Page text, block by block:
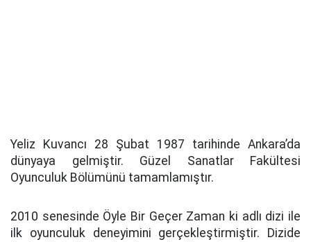
Yeliz Kuvancı 28 Şubat 1987 tarihinde Ankara’da
dünyaya gelmiştir. Güzel Sanatlar Fakültesi
Oyunculuk Bölümünü tamamlamıştır.
2010 senesinde Öyle Bir Geçer Zaman ki adlı dizi ile
ilk oyunculuk deneyimini gerçekleştirmiştir. Dizide